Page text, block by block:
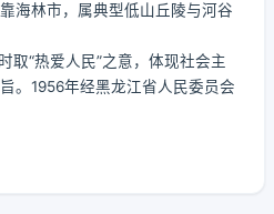
海林市，属典型低山丘陵与河谷
取“热爱人民”之意，体现社会主
。1956年经黑龙江省人民委员会